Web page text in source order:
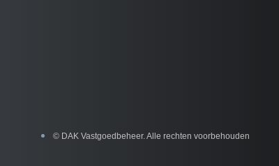
© DAK Vastgoedbeheer. Alle rechten voorbehouden